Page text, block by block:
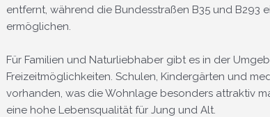
entfernt, während die Bundesstraßen B35 und
ermöglichen.
Für Familien und Naturliebhaber gibt es in der
Freizeitmöglichkeiten. Schulen, Kindergärten und
vorhanden, was die Wohnlage besonders attraktiv
eine hohe Lebensqualität für Jung und Alt.